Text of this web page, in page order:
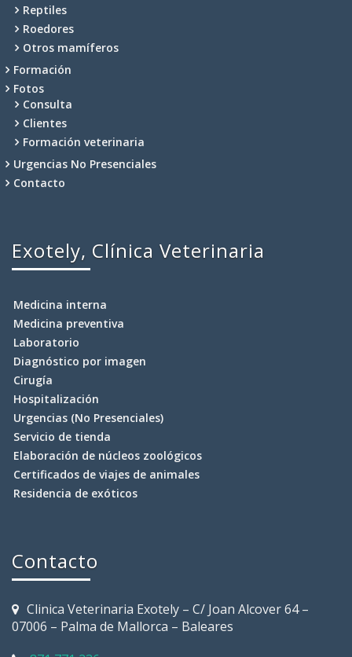
Reptiles
Roedores
Otros mamíferos
Formación
Fotos
Consulta
Clientes
Formación veterinaria
Urgencias No Presenciales
Contacto
Exotely, Clínica Veterinaria
Medicina interna
Medicina preventiva
Laboratorio
Diagnóstico por imagen
Cirugía
Hospitalización
Urgencias (No Presenciales)
Servicio de tienda
Elaboración de núcleos zoológicos
Certificados de viajes de animales
Residencia de exóticos
Contacto
Clinica Veterinaria Exotely – C/ Joan Alcover 64 –
07006 – Palma de Mallorca – Baleares